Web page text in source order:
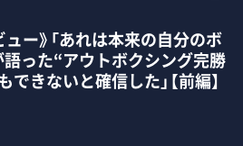
ー》「あれは本来の自分のボ
語った“アウトボクシング完勝
きないと確信した」【前編】